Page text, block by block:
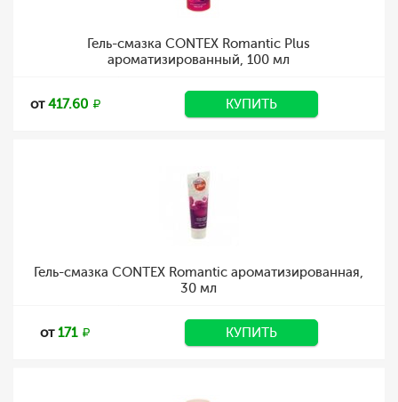
Гель-смазка CONTEX Romantic Plus
ароматизированный, 100 мл
от417.60 КУПИТЬ
Гель-смазка CONTEX Romantic ароматизированная,
30 мл
от171 КУПИТЬ